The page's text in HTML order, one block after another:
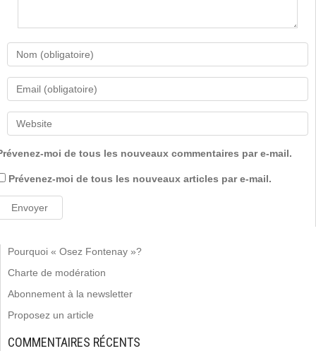
moi de tous les nouveaux commentaires par e-mail.
Prévenez-moi de tous les nouveaux articles par e-mail.
Pourquoi « Osez Fontenay »?
Charte de modération
Abonnement à la newsletter
Proposez un article
COMMENTAIRES RÉCENTS